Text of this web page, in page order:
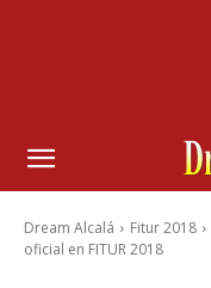
Dream Alcalá Fitur 2018
oficial en FITUR 2018